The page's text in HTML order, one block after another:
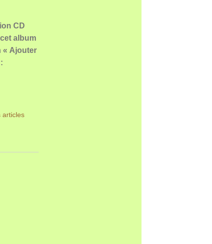
CD
album
« Ajouter
articles